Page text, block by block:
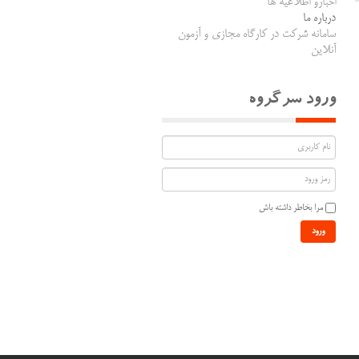
درباره ما
سامانه شرکت در کارگاه مجازی و آزمون
آنلاین
ورود سرگروه
مرا بخاطر داشته باش
ورود